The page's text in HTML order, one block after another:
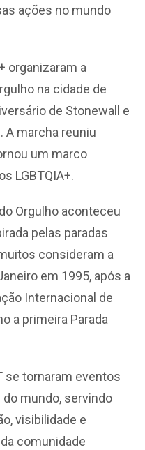
ações no mundo
organizaram a
na cidade de
de Stonewall e
A marcha reuniu
um marco
LGBTQIA+.
Orgulho aconteceu
pelas paradas
consideram a
em 1995, após a
Internacional de
a primeira Parada
se tornaram eventos
mundo, servindo
visibilidade e
comunidade